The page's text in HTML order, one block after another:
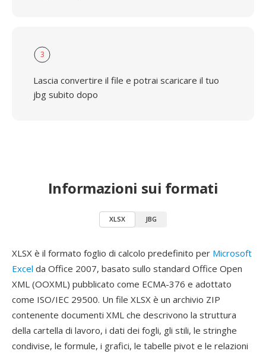
3
Lascia convertire il file e potrai scaricare il tuo
jbg subito dopo
Informazioni sui formati
XLSX JBG
XLSX è il formato foglio di calcolo predefinito per Microsoft
Excel da Office 2007, basato sullo standard Office Open
XML (OOXML) pubblicato come ECMA-376 e adottato
come ISO/IEC 29500. Un file XLSX è un archivio ZIP
contenente documenti XML che descrivono la struttura
della cartella di lavoro, i dati dei fogli, gli stili, le stringhe
condivise, le formule, i grafici, le tabelle pivot e le relazioni